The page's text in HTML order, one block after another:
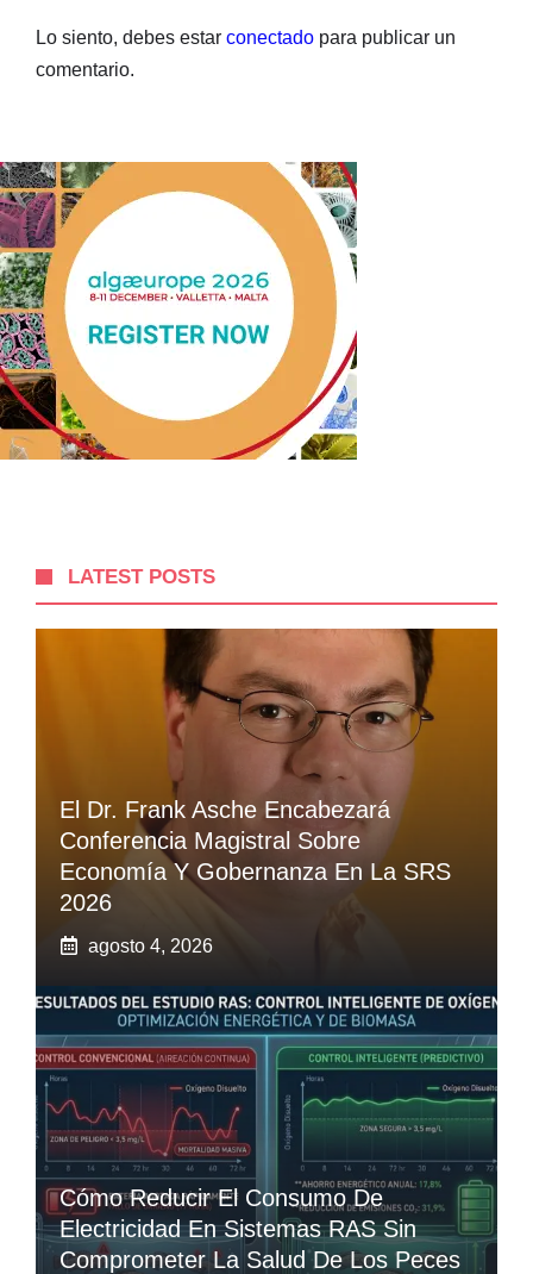
Lo siento, debes estar conectado para publicar un
comentario.
LATEST POSTS
El Dr. Frank Asche Encabezará
Conferencia Magistral Sobre
Economía Y Gobernanza En La SRS
2026
agosto 4, 2026
Cómo Reducir El Consumo De
Electricidad En Sistemas RAS Sin
Comprometer La Salud De Los Peces